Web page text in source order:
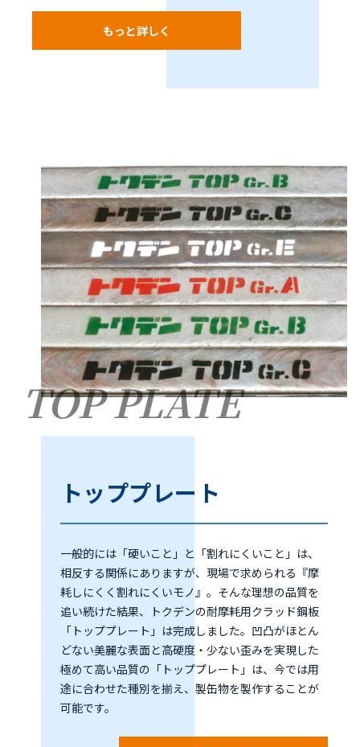
もっと詳しく
TOP PLATE
トッププレート
一般的には「硬いこと」と「割れにくいこと」は、
相反する関係にありますが、現場で求められる『摩
耗しにくく割れにくいモノ』。そんな理想の品質を
追い続けた結果、トクデンの耐摩耗用クラッド鋼板
「トッププレート」は完成しました。凹凸がほとん
どない美麗な表面と高硬度・少ない歪みを実現した
極めて高い品質の「トッププレート」は、今では用
途に合わせた種別を揃え、製缶物を製作することが
可能です。